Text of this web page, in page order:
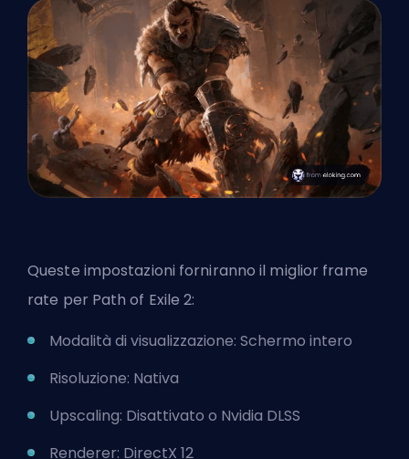
Queste impostazioni forniranno il miglior frame
rate per Path of Exile 2:
Modalità di visualizzazione: Schermo intero
Risoluzione: Nativa
Upscaling: Disattivato o Nvidia DLSS
Renderer: DirectX 12